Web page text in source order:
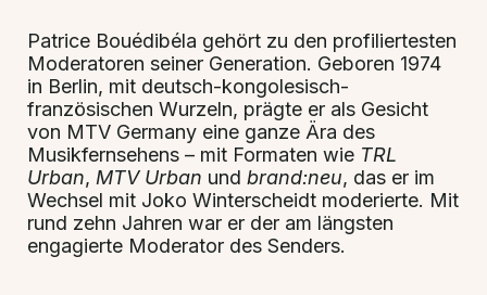
Patrice Bouédibéla gehört zu den profiliertesten
Moderatoren seiner Generation. Geboren 1974
in Berlin, mit deutsch-kongolesisch-
französischen Wurzeln, prägte er als Gesicht
von MTV Germany eine ganze Ära des
Musikfernsehens – mit Formaten wie TRL
Urban, MTV Urban und brand:neu, das er im
Wechsel mit Joko Winterscheidt moderierte. Mit
rund zehn Jahren war er der am längsten
engagierte Moderator des Senders.